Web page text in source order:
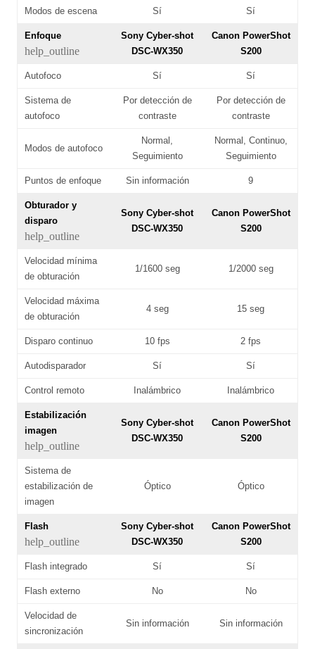
Modos de escena Sí Sí
Enfoque
help_outline
Sony Cyber-shot
DSC-WX350
Canon PowerShot
S200
Autofoco Sí Sí
Sistema de
autofoco
Por detección de
contraste
Por detección de
contraste
Modos de autofoco
Normal,
Seguimiento
Normal, Continuo,
Seguimiento
Puntos de enfoque Sin información 9
Obturador y
disparo
help_outline
Sony Cyber-shot
DSC-WX350
Canon PowerShot
S200
Velocidad mínima
de obturación
1/1600 seg 1/2000 seg
Velocidad máxima
de obturación
4 seg 15 seg
Disparo continuo 10 fps 2 fps
Autodisparador Sí Sí
Control remoto Inalámbrico Inalámbrico
Estabilización
imagen
help_outline
Sony Cyber-shot
DSC-WX350
Canon PowerShot
S200
Sistema de
estabilización de
imagen
Óptico Óptico
Flash
help_outline
Sony Cyber-shot
DSC-WX350
Canon PowerShot
S200
Flash integrado Sí Sí
Flash externo No No
Velocidad de
sincronización
Sin información Sin información